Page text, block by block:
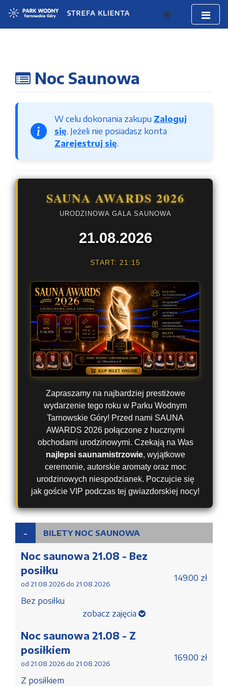
Noc Saunowa
W celu dokonania zakupu Zaloguj
się. Jeżeli nie posiadasz konta
Zarejestruj się.
SAUNA AWARDS 2026
URODZINOWA GALA SAUNOWA
21.08.2026
START: 21:15
Zapraszamy na najbardziej prestiżowe
wydarzenie tego roku w Parku Wodnym
Tarnowskie Góry! Przed nami SAUNA
AWARDS 2026 połączone z hucznymi
obchodami urodzinowymi. Czekają na Was
najlepsi saunamistrzowie, wyjątkowe
ceremonie, autorskie aromaty oraz moc
urodzinowych niespodzianek. Poczujcie się
jak goście VIP podczas tej gwiazdorskiej nocy!
BILETY NOC SAUNOWA
Noc saunowa 21.08 - Bez
posiłku
od 21.08.2026 do 21.08.2026
Bez posiłku
149.00 zł
zobacz zajęcia
Noc saunowa 21.08 - Z
posiłkiem
od 21.08.2026 do 21.08.2026
Z posiłkiem
169.00 zł